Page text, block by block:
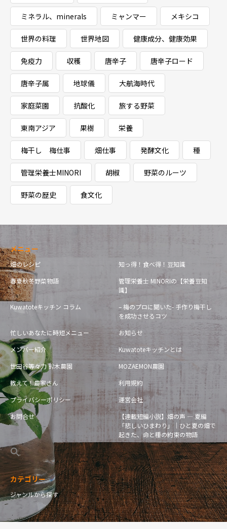
ミネラル、minerals ミャンマー メキシコ
世界の料理 世界地図 健康成分、健康効果
免疫力 収穫 唐辛子 唐辛子ロード
唐辛子属 地球儀 大航海時代
家庭菜園 抗酸化 旅する野菜
東南アジア 果樹 栄養
梅干し 梅仕事 畑仕事 発酵文化 種
管理栄養士MINORI 胡椒 野菜のルーツ
野菜の歴史 食文化
メニュー
畑のレシピ
知っ得！食べ得！豆知識
春夏秋冬野菜物語
管理栄養士 MINORIの【栄養豆知
識】
Kuwatoteキッチン コラム
– 梅のプロに聞いた- 手作り梅干し
を成功させるコツ
忙しいあなたに時短メニュー
お知らせ
メンバー紹介
Kuwatoteキッチンとは
世田谷等々力 鈴木農園
MOZAEMON農園
教えて！農家さん
利用規約
プライバシーポリシー
運営会社
お問合せ
【連載短編小説】畑の声 — 夏編
「悲しいひまわり」｜ひと夏の畑で
起きた、命と種の約束の物語
カテゴリー
ジャンルから探す